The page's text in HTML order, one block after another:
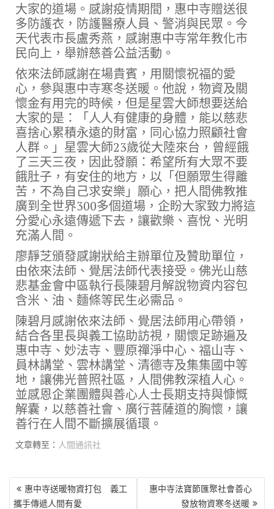
大家的道場。感謝疫情期間，惠中寺贈送很
多防護衣，防護醫療人員、警消與民眾。今
天代表市長盧秀燕，感謝惠中寺常年教化市
民向上，舉辦慈善公益活動。
依來法師感謝在場貴賓，用關懷祝福的愛
心，參與惠中寺寒冬送暖。他說，物資及關
懷金有用完的時候，但是星雲大師想要送給
大家的是：「人人有健康的身體，能以慈悲
喜捨心累積永遠的財富，同心協力照顧社會
人群。」星雲大師23歲從大陸來台，曾經餓
了三天三夜，因此發願：希望所有大眾不要
餓肚子，有安住的地方，以「但願眾生得離
苦，不為自己求安樂」願心，把人間佛教推
廣到全世界300多個道場，企盼大家致力將這
分愛心永遠傳遞下去，讓歡樂、喜悅、光明
充滿人間。
廖靜芝頒發感謝狀給主辦單位及贊助單位，
由依來法師、覺居法師代表接受。佛光山慈
悲基金會中區執行長陳碧月解說物資内容包
含米、油、麵條等民生必需品。
陳碧月感謝依來法師、覺居法師用心帶領，
結合各里長與義工協助訪視，關懷足跡遍及
惠中寺、妙法寺、豐原禪淨中心、福山寺、
員林講堂、雲林講堂、清德寺及集集國中等
地，讓佛光普照社區，人間佛教深植人心。
並感恩企業團體與善心人士長期支持與慷慨
解囊，以慈善社會、廣行菩薩道的胸懷，讓
善行在人間不斷擴展循環。
文章轉至： 人間通訊社
文
章
惠中寺送暖物資打包 義工
攜手傳遞人間有愛
惠中寺法寶節匯聚社會善心
發放物資寒冬送暖